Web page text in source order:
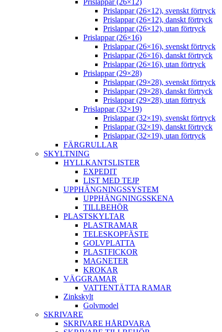
Prislappar (26×12)
Prislappar (26×12), svenskt förtryck
Prislappar (26×12), danskt förtryck
Prislappar (26×12), utan förtryck
Prislappar (26×16)
Prislappar (26×16), svenskt förtryck
Prislappar (26×16), danskt förtryck
Prislappar (26×16), utan förtryck
Prislappar (29×28)
Prislappar (29×28), svenskt förtryck
Prislappar (29×28), danskt förtryck
Prislappar (29×28), utan förtryck
Prislappar (32×19)
Prislappar (32×19), svenskt förtryck
Prislappar (32×19), danskt förtryck
Prislappar (32×19), utan förtryck
FÄRGRULLAR
SKYLTNING
HYLLKANTSLISTER
EXPEDIT
LIST MED TEJP
UPPHÄNGNINGSSYSTEM
UPPHÄNGNINGSSKENA
TILLBEHÖR
PLASTSKYLTAR
PLASTRAMAR
TELESKOPFÄSTE
GOLVPLATTA
PLASTFICKOR
MAGNETER
KROKAR
VÄGGRAMAR
VATTENTÄTTA RAMAR
Zinkskylt
Golvmodel
SKRIVARE
SKRIVARE HÅRDVARA